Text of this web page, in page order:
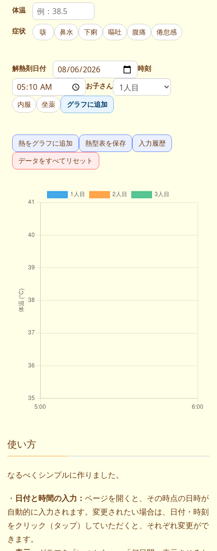
体温
症状 咳 鼻水 下痢 嘔吐 腹痛 倦怠感
解熱剤日付
時刻
お子さん
内服 坐薬 グラフに追加
熱をグラフに追加 熱型表を保存
入力履歴
データをすべてリセット
使い方
なるべくシンプルに作りました。
・ 日付と時間の入力： ページを開くと、その時点の日時が
自動的に入力されます。変更されたい場合は、日付・時刻
をクリック（タップ）していただくと、それぞれ変更がで
きます。